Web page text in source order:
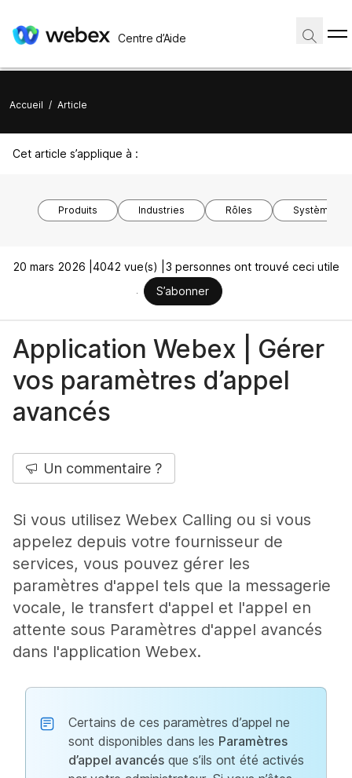
Centre d’Aide
Accueil / Article
Cet article s’applique à :
Produits Industries Rôles Système
20 mars 2026 | 4042 vue(s) | 3 personnes ont trouvé ceci utile
S’abonner
Application Webex | Gérer
vos paramètres d’appel
avancés
Un commentaire ?
Si vous utilisez Webex Calling ou si vous
appelez depuis votre fournisseur de
services, vous pouvez gérer les
paramètres d'appel tels que la messagerie
vocale, le transfert d'appel et l'appel en
attente sous Paramètres d'appel avancés
dans l'application Webex.
Certains de ces paramètres d’appel ne
sont disponibles dans les Paramètres
d’appel avancés que s’ils ont été activés